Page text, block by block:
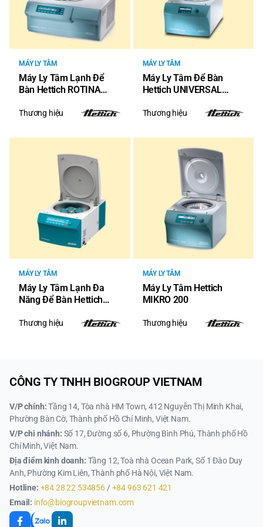
MÁY LY TÂM
Máy Ly Tâm Lạnh Để
Bàn Hettich ROTINA
Thương hiệu
MÁY LY TÂM
Máy Ly Tâm Để Bàn
Hettich UNIVERSAL
Thương hiệu
MÁY LY TÂM
Máy Ly Tâm Lạnh Đa
Năng Để Bàn Hettich
Thương hiệu
MÁY LY TÂM
Máy Ly Tâm Hettich
MIKRO 200
Thương hiệu
CÔNG TY TNHH BIOGROUP VIETNAM
V/P chính:Tầng 14, Tòa nhà HM Town, 412 Nguyễn Thị Minh Khai,
Phường Bàn Cờ, Thành phố Hồ Chí Minh, Việt Nam.
V/P chi nhánh: Số 17, Đường số 6, Phường Bình Phú, Thành phố Hồ
Chí Minh, Việt Nam.
Địa điểm kinh doanh: Tầng 12, Toà nhà Ocean Park, Số 1 Đào Duy
Anh, Phường Kim Liên, Thành phố Hà Nội, Việt Nam.
Hotline: +84 28 22 534856 /+84 963 621 421
Email: info@biogroupvietnam.com